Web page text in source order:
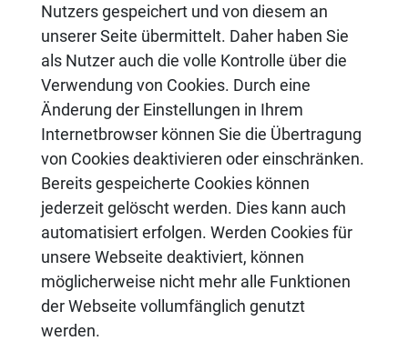
Nutzers gespeichert und von diesem an
unserer Seite übermittelt. Daher haben Sie
als Nutzer auch die volle Kontrolle über die
Verwendung von Cookies. Durch eine
Änderung der Einstellungen in Ihrem
Internetbrowser können Sie die Übertragung
von Cookies deaktivieren oder einschränken.
Bereits gespeicherte Cookies können
jederzeit gelöscht werden. Dies kann auch
automatisiert erfolgen. Werden Cookies für
unsere Webseite deaktiviert, können
möglicherweise nicht mehr alle Funktionen
der Webseite vollumfänglich genutzt
werden.